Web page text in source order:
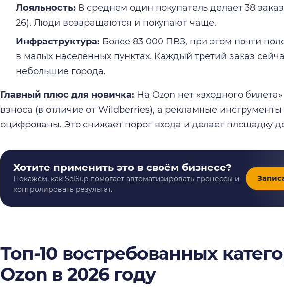
Лояльность: В среднем один покупатель делает 38
26). Люди возвращаются и покупают чаще.
Инфраструктура: Более 83 000 ПВЗ, при этом почти
в малых населённых пунктах. Каждый третий заказ
небольшие города.
Главный плюс для новичка: На Ozon нет «входного
взноса (в отличие от Wildberries), а рекламные
оцифрованы. Это снижает порог входа и делает площадку
Хотите применить это в своём бизнесе?
Покажем, как SelSup помогает автоматизировать процессы и
контролировать результат.
Топ-10 востребованных
Ozon в 2026 году